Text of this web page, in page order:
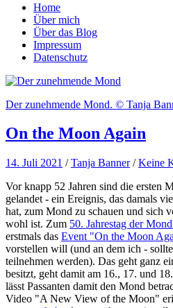
Home
Über mich
Über das Blog
Impressum
Datenschutz
Der zunehmende Mond. © Tanja
On the Moon Again
14. Juli 2021 /Tanja Banner /Keine
Vor knapp 52 Jahren sind die ersten
gelandet - ein Ereignis, das damals
hat, zum Mond zu schauen und sich
wohl ist. Zum 50. Jahrestag der
erstmals das Event "On the Moon
vorstellen will (und an dem ich -
teilnehmen werden). Das geht ganz
besitzt, geht damit am 16., 17. und
lässt Passanten damit den Mond
Video "A New View of the Moon"